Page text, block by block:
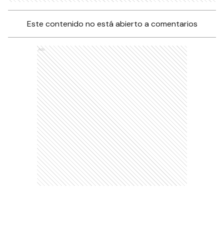
Este contenido no está abierto a comentarios
Ads